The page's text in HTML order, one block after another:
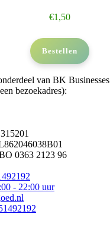
€1,50
Bestellen
van BK Businesses
bezoekadres):
0363 2123 96
- 22:00 uur